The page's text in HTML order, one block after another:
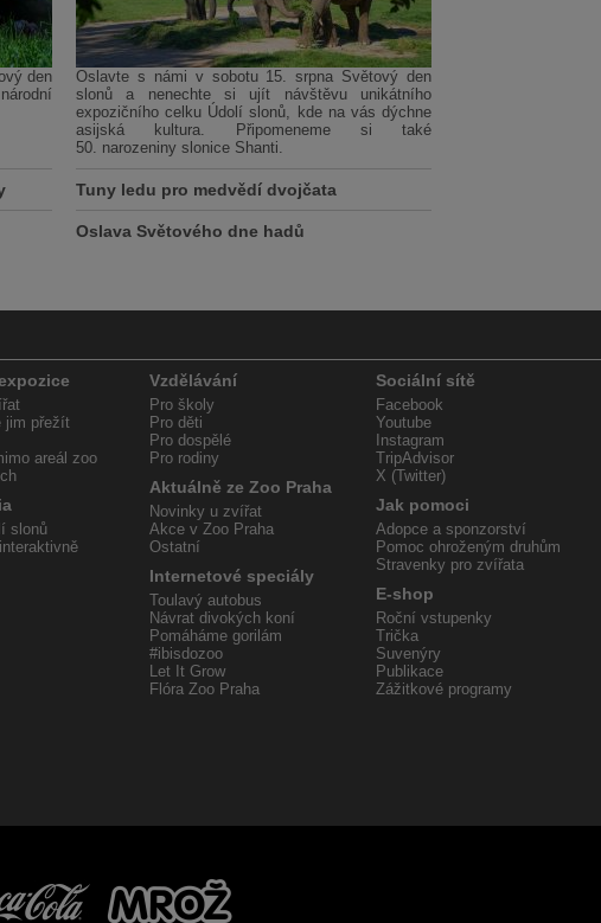
den
Oslavte s námi v sobotu 15. srpna Světový den
slonů a nenechte si ujít návštěvu unikátního
expozičního celku Údolí slonů, kde na vás dýchne
asijská kultura. Připomeneme si také
50. narozeniny slonice Shanti.
Tuny ledu pro medvědí dvojčata
Oslava Světového dne hadů
jim přežít
areál zoo
slonů
Vzdělávání
Pro školy
Pro děti
Pro dospělé
Pro rodiny
Aktuálně ze Zoo Praha
Novinky u zvířat
Akce v Zoo Praha
Ostatní
Internetové speciály
Toulavý autobus
Návrat divokých koní
Pomáháme gorilám
#ibisdozoo
Let It Grow
Flóra Zoo Praha
Sociální sítě
Facebook
Youtube
Instagram
TripAdvisor
X (Twitter)
Jak pomoci
Adopce a sponzorství
Pomoc ohroženým druhům
Stravenky pro zvířata
E-shop
Roční vstupenky
Trička
Suvenýry
Publikace
Zážitkové programy